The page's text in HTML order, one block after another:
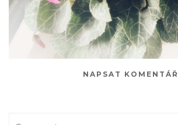
NAPSAT KOMENTÁŘ